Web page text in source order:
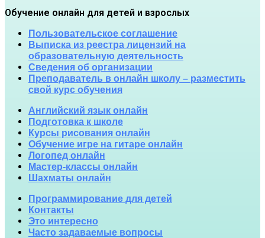
Обучение онлайн для детей и взрослых
Пользовательское соглашение
Выписка из реестра лицензий на
образовательную деятельность
Сведения об организации
Преподаватель в онлайн школу – разместить
свой курс обучения
Английский язык онлайн
Подготовка к школе
Курсы рисования онлайн
Обучение игре на гитаре онлайн
Логопед онлайн
Мастер-классы онлайн
Шахматы онлайн
Программирование для детей
Контакты
Это интересно
Часто задаваемые вопросы